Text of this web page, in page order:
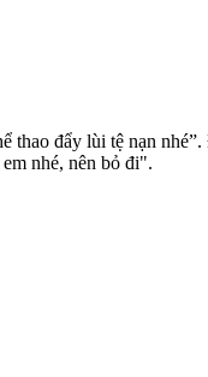
đẩy lùi tệ nạn
nhé, nên bỏ đi".